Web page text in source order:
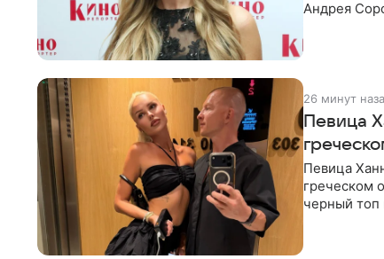
Андрея
26 минут
Певица
Певица
греческом
черный топ